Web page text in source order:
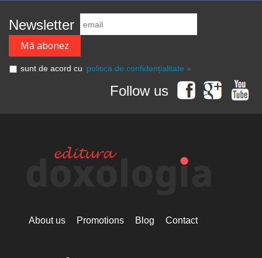
Newsletter
sunt de acord cu politica de confidențialitate »
Follow us
About us Promotions Blog Contact